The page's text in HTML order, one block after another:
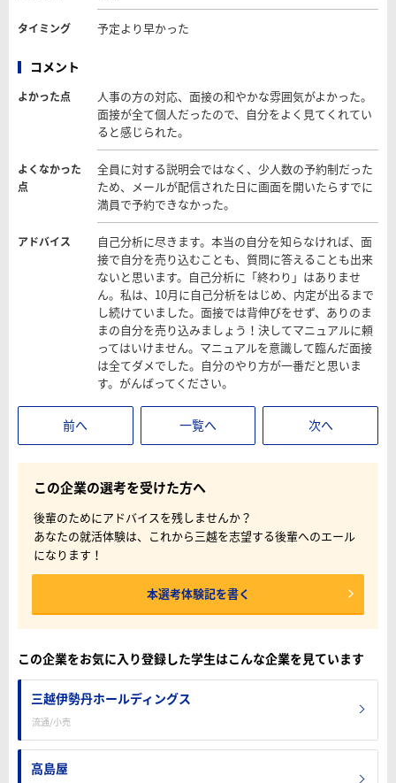
タイミング 予定より早かった
コメント
よかった点
人事の方の対応、面接の和やかな雰囲気がよかった。
面接が全て個人だったので、自分をよく見てくれてい
ると感じられた。
よくなかった
点
全員に対する説明会ではなく、少人数の予約制だった
ため、メールが配信された日に画面を開いたらすでに
満員で予約できなかった。
アドバイス
自己分析に尽きます。本当の自分を知らなければ、面
接で自分を売り込むことも、質問に答えることも出来
ないと思います。自己分析に「終わり」はありませ
ん。私は、10月に自己分析をはじめ、内定が出るまで
し続けていました。面接では背伸びをせず、ありのま
まの自分を売り込みましょう！決してマニュアルに頼
ってはいけません。マニュアルを意識して臨んだ面接
は全てダメでした。自分のやり方が一番だと思いま
す。がんばってください。
前へ 一覧へ 次へ
この企業の選考を受けた方へ
後輩のためにアドバイスを残しませんか？
あなたの就活体験は、これから三越を志望する後輩へのエール
になります！
本選考体験記を書く
この企業をお気に入り登録した学生はこんな企業を見ています
三越伊勢丹ホールディングス
流通/小売
高島屋